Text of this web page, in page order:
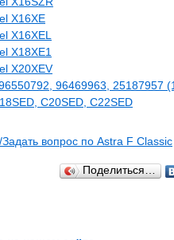
X16XE
X16XEL
X18XE1
X20XEV
96469963, 25187957
C20SED, C22SED
вопрос по Astra F Classic
Поделиться…